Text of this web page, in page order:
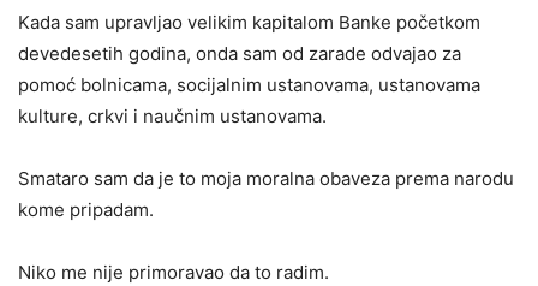
Kada sam upravljao velikim kapitalom Banke početkom
devedesetih godina, onda sam od zarade odvajao za
pomoć bolnicama, socijalnim ustanovama, ustanovama
kulture, crkvi i naučnim ustanovama.
Smataro sam da je to moja moralna obaveza prema narodu
kome pripadam.
Niko me nije primoravao da to radim.